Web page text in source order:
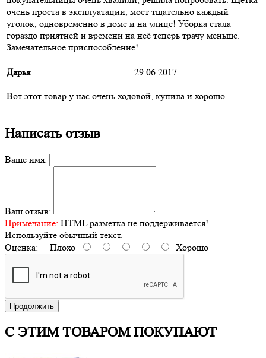
очень проста в эксплуатации, моет тщательно каждый
уголок, одновременно в доме и на улице! Уборка стала
гораздо приятней и времени на неё теперь трачу меньше.
Замечательное приспособление!
Дарья 29.06.2017
Вот этот товар у нас очень ходовой, купила и хорошо
Написать отзыв
Ваше имя:
Ваш отзыв:
Примечание: HTML разметка не поддерживается!
Используйте обычный текст.
Оценка: Плохо Хорошо
Продолжить
С ЭТИМ ТОВАРОМ ПОКУПАЮТ